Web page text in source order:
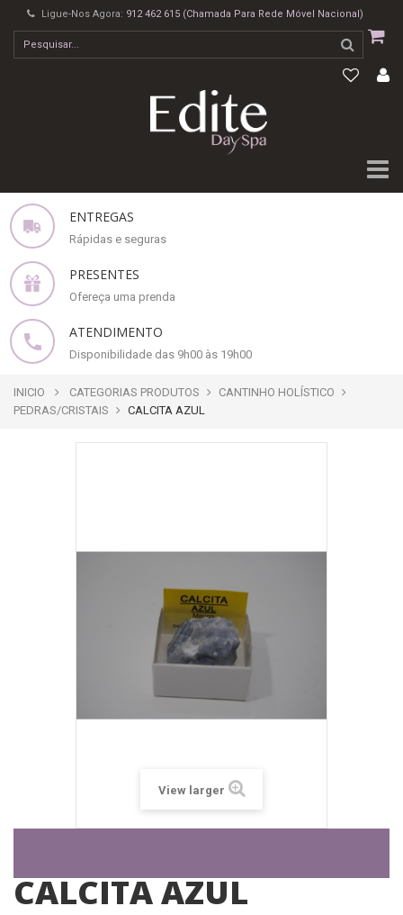
Ligue-Nos Agora: 912 462 615 (Chamada Para Rede Móvel Nacional)
ENTREGAS
Rápidas e seguras
PRESENTES
Ofereça uma prenda
ATENDIMENTO
Disponibilidade das 9h00 às 19h00
INICIO CATEGORIAS PRODUTOS
CANTINHO HOLÍSTICO
PEDRAS/CRISTAIS
CALCITA AZUL
View larger
CALCITA AZUL